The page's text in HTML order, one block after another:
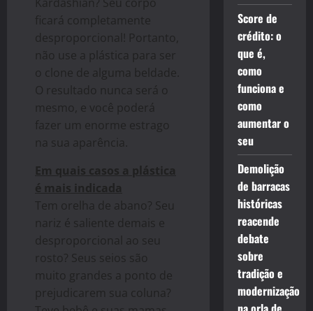
ficará completamente
desproporcional! Portanto,
não use a plástica para ser
o clone de alguma beldade.
O resultado nunca será o
mesmo, e você poderá
fazer um enorme estrago
na sua aparência.
Em quais casos a plástica
é mais indicada
Tem orelha de abano? Seu
nariz é saliente demais e
desproporcional ao seu
rosto? Seus seios são
muito grandes a ponto de
prejudicarem sua coluna?
Score de
crédito: o
que é,
como
funciona e
como
aumentar o
seu
Demolição
de barracas
históricas
reacende
debate
sobre
tradição e
modernização